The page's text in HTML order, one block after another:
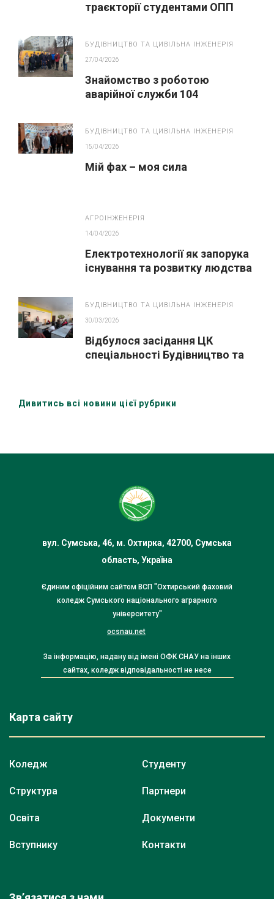
траєкторії студентами ОПП
газопостачання”
БУДІВНИЦТВО ТА ЦИВІЛЬНА ІНЖЕНЕРІЯ
27/04/2026
Знайомство з роботою
аварійної служби 104
БУДІВНИЦТВО ТА ЦИВІЛЬНА ІНЖЕНЕРІЯ
15/04/2026
Мій фах – моя сила
АГРОІНЖЕНЕРІЯ
14/04/2026
Електротехнології як запорука
існування та розвитку людства
БУДІВНИЦТВО ТА ЦИВІЛЬНА ІНЖЕНЕРІЯ
30/03/2026
Відбулося засідання ЦК
спеціальності Будівництво та
стейкхолдерів
Дивитись всі новини цієї рубрики
вул. Сумська, 46, м. Охтирка, 42700, Сумська
область, Україна
Єдиним офіційним сайтом ВСП "Охтирський фаховий
коледж Сумського національного аграрного
університету"
ocsnau.net
За інформацію, надану від імені ОФК СНАУ на інших
сайтах, коледж відповідальності не несе
Карта сайту
Коледж
Структура
Освіта
Вступнику
Студенту
Партнери
Документи
Контакти